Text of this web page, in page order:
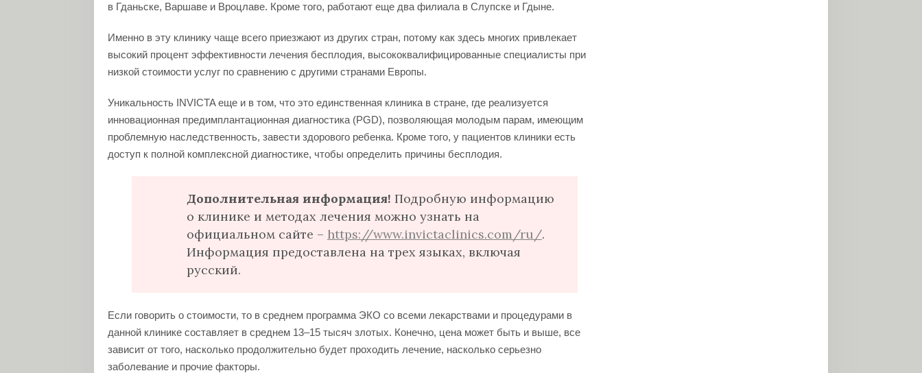
в Гданьске, Варшаве и Вроцлаве. Кроме того, работают еще два филиала в Слупске и Гдыне.
Именно в эту клинику чаще всего приезжают из других стран, потому как здесь многих привлекает
высокий процент эффективности лечения бесплодия, высококвалифицированные специалисты при
низкой стоимости услуг по сравнению с другими странами Европы.
Уникальность INVICTA еще и в том, что это единственная клиника в стране, где реализуется
инновационная предимплантационная диагностика (PGD), позволяющая молодым парам, имеющим
проблемную наследственность, завести здорового ребенка. Кроме того, у пациентов клиники есть
доступ к полной комплексной диагностике, чтобы определить причины бесплодия.
Дополнительная информация! Подробную информацию
о клинике и методах лечения можно узнать на
официальном сайте – https://www.invictaclinics.com/ru/.
Информация предоставлена на трех языках, включая
русский.
Если говорить о стоимости, то в среднем программа ЭКО со всеми лекарствами и процедурами в
данной клинике составляет в среднем 13–15 тысяч злотых. Конечно, цена может быть и выше, все
зависит от того, насколько продолжительно будет проходить лечение, насколько серьезно
заболевание и прочие факторы.